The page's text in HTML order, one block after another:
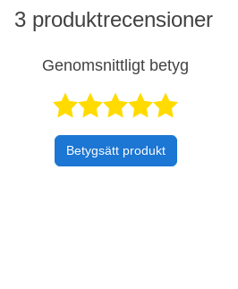
3 produktrecensioner
Genomsnittligt betyg
Betygsätt produkt